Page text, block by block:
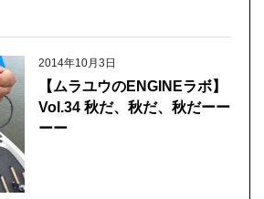
2014年10月3日
【ムラユウのENGINEラボ】
Vol.34 秋だ、秋だ、秋だーー
ーー